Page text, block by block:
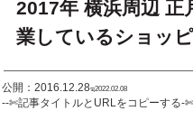
2017年 横浜周辺 正
業しているショッ
公開：2016.12.28ಇ2022.02.08
--✄記事タイトルとURLをコピーする